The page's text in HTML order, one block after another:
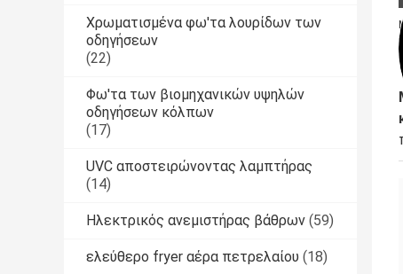
Χρωματισμένα φω'τα λουρίδων των
οδηγήσεων
(22)
Φω'τα των βιομηχανικών υψηλών
οδηγήσεων κόλπων
(17)
UVC αποστειρώνοντας λαμπτήρας
(14)
Ηλεκτρικός ανεμιστήρας βάθρων (59)
ελεύθερο fryer αέρα πετρελαίου (18)